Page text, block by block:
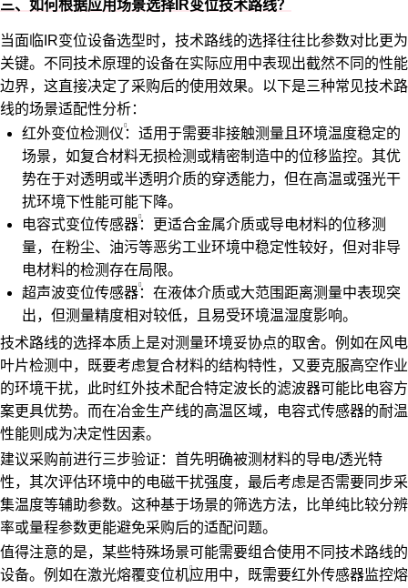
三、如何根据应用场景选择IR变位技术路线？
当面临IR变位设备选型时，技术路线的选择往往比参数对比更为
关键。不同技术原理的设备在实际应用中表现出截然不同的性能
边界，这直接决定了采购后的使用效果。以下是三种常见技术路
线的场景适配性分析：
红外变位检测仪 ：适用于需要非接触测量且环境温度稳定的
场景，如复合材料无损检测或精密制造中的位移监控。其优
势在于对透明或半透明介质的穿透能力，但在高温或强光干
扰环境下性能可能下降。
电容式变位传感器：更适合金属介质或导电材料的位移测
量，在粉尘、油污等恶劣工业环境中稳定性较好，但对非导
电材料的检测存在局限。
超声波变位传感器：在液体介质或大范围距离测量中表现突
出，但测量精度相对较低，且易受环境温湿度影响。
技术路线的选择本质上是对测量环境妥协点的取舍。例如在风电
叶片检测中，既要考虑复合材料的结构特性，又要克服高空作业
的环境干扰，此时红外技术配合特定波长的滤波器可能比电容方
案更具优势。而在冶金生产线的高温区域，电容式传感器的耐温
性能则成为决定性因素。
建议采购前进行三步验证：首先明确被测材料的导电/透光特
性，其次评估环境中的电磁干扰强度，最后考虑是否需要同步采
集温度等辅助参数。这种基于场景的筛选方法，比单纯比较分辨
率或量程参数更能避免采购后的适配问题。
值得注意的是，某些特殊场景可能需要组合使用不同技术路线的
设备。例如在激光熔覆变位机应用中，既需要红外传感器监控熔